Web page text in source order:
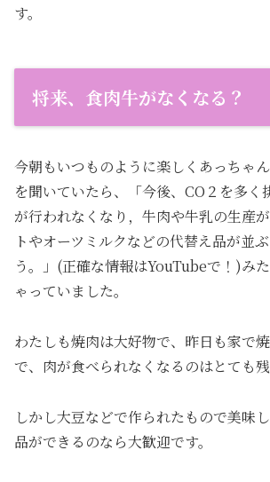
す。
将来、食肉牛がなくなる？
今朝もいつものように楽しくあっちゃ
を聞いていたら、「今後、CO２を多く
が行われなくなり，牛肉や牛乳の生産
トやオーツミルクなどの代替え品が並
う。」(正確な情報はYouTubeで！)み
ゃっていました。
わたしも焼肉は大好物で、昨日も家で
で、肉が食べられなくなるのはとても残
しかし大豆などで作られたもので美味
品ができるのなら大歓迎です。